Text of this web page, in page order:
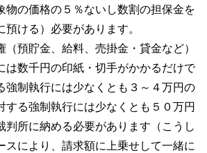
の価格の５％ないし数割の担保金を
ける）必要があります。
預貯金、給料、売掛金・貸金など）
は数千円の印紙・切手がかかるだけで
強制執行には少なくとも３～４万円の
する強制執行には少なくとも５０万円
判所に納める必要があります（こうし
スにより、請求額に上乗せして一緒に